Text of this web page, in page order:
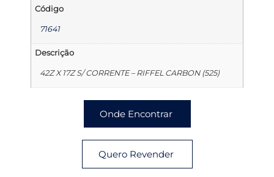
Código
71641
Descrição
42Z X 17Z S/ CORRENTE – RIFFEL CARBON (525)
Onde Encontrar
Quero Revender